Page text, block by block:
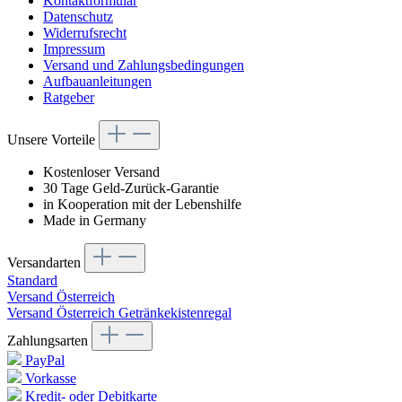
Datenschutz
Widerrufsrecht
Impressum
Versand und Zahlungsbedingungen
Aufbauanleitungen
Ratgeber
Unsere Vorteile
Kostenloser Versand
30 Tage Geld-Zurück-Garantie
in Kooperation mit der Lebenshilfe
Made in Germany
Versandarten
Standard
Versand Österreich
Versand Österreich Getränkekistenregal
Zahlungsarten
PayPal
Vorkasse
Kredit- oder Debitkarte